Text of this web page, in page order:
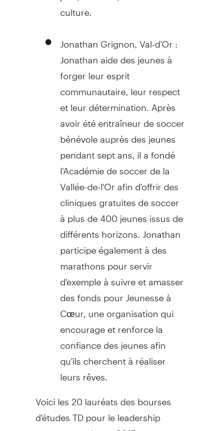
culture.
Jonathan Grignon Val-d'Or:
Jonathan aide des jeunes à
forger leur esprit
communautaire, leur respect
et leur détermination. Après
avoir été entraîneur de soccer
bénévole auprès des jeunes
pendant sept ans, il a fondé
l'Académie de soccer de la
Vallée-de-l'Or afin d'offrir des
cliniques gratuites de soccer
à plus de 400 jeunes issus de
différents horizons. Jonathan
participe également à des
marathons pour servir
d'exemple à suivre et amasser
des fonds pour Jeunesse à
Cœur, une organisation qui
encourage et renforce la
confiance des jeunes afin
qu'ils cherchent à réaliser
leurs rêves.
Voici les 20 lauréats des bourses
d'études TD pour le leadership